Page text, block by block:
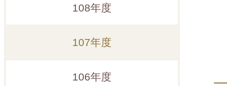
108年度
107年度
106年度